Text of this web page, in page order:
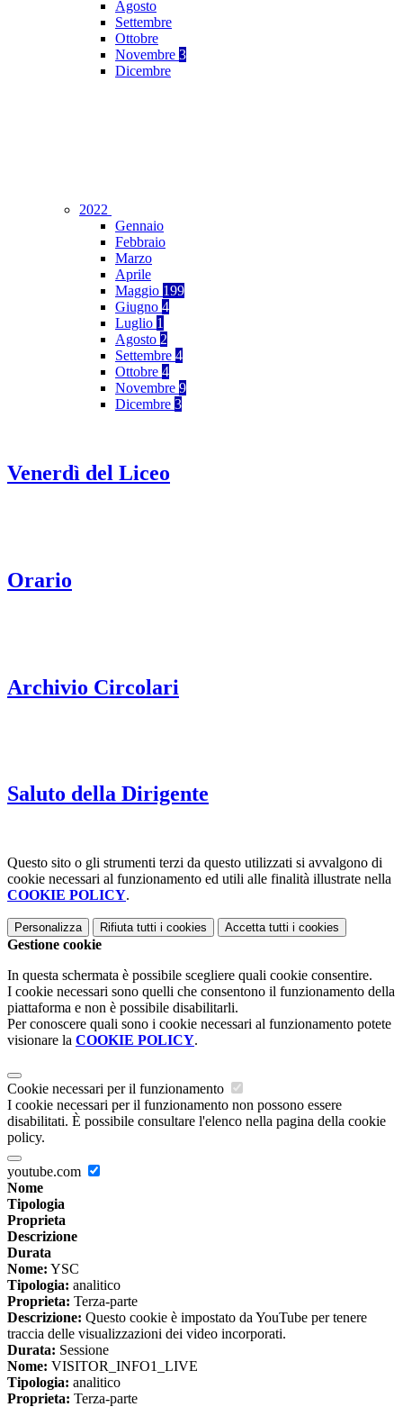
Agosto
Settembre
Ottobre
Novembre 3
Dicembre
2022
Gennaio
Febbraio
Marzo
Aprile
Maggio 199
Giugno 4
Luglio 1
Agosto 2
Settembre 4
Ottobre 4
Novembre 9
Dicembre 3
Venerdì del Liceo
Orario
Archivio Circolari
Saluto della Dirigente
Questo sito o gli strumenti terzi da questo utilizzati si avvalgono di
cookie necessari al funzionamento ed utili alle finalità illustrate nella
COOKIE POLICY.
Personalizza Rifiuta tutti i cookies Accetta tutti i cookies
Gestione cookie
In questa schermata è possibile scegliere quali cookie consentire.
I cookie necessari sono quelli che consentono il funzionamento della
piattaforma e non è possibile disabilitarli.
Per conoscere quali sono i cookie necessari al funzionamento potete
visionare la COOKIE POLICY.
Cookie necessari per il funzionamento
I cookie necessari per il funzionamento non possono essere
disabilitati. È possibile consultare l'elenco nella pagina della cookie
policy.
youtube.com
Nome
Tipologia
Proprieta
Descrizione
Durata
Nome: YSC
Tipologia: analitico
Proprieta: Terza-parte
Descrizione: Questo cookie è impostato da YouTube per tenere
traccia delle visualizzazioni dei video incorporati.
Durata: Sessione
Nome: VISITOR_INFO1_LIVE
Tipologia: analitico
Proprieta: Terza-parte